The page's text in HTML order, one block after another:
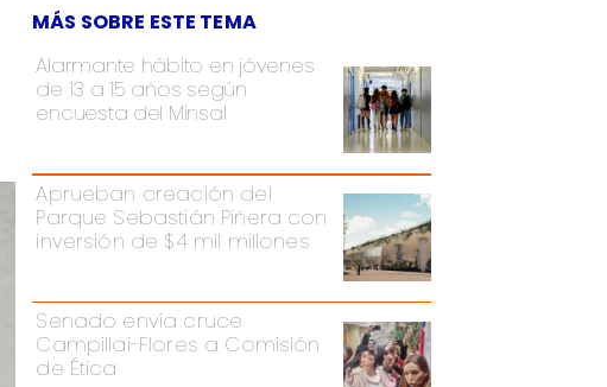
Alarmante hábito en jóvenes
de 13 a 15 años según
encuesta del Minsal
Aprueban creación del
Parque Sebastián Piñera con
inversión de $4 mil millones
Senado envía cruce
Campillai-Flores a Comisión
de Ética
MÁS SOBRE ESTE TEMA